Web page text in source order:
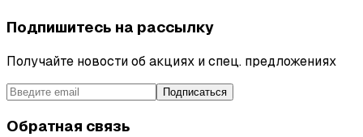
Подпишитесь на рассылку
Получайте новости об акциях и спец. предложениях
Подписаться
Обратная связь